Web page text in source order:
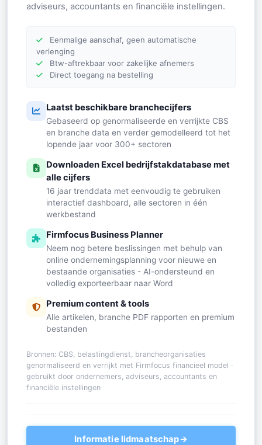
adviseurs, accountants en financiële instellingen.
Eenmalige aanschaf, geen automatische
verlenging
Btw-aftrekbaar voor zakelijke afnemers
Direct toegang na bestelling
Laatst beschikbare branchecijfers
Gebaseerd op genormaliseerde en verrijkte CBS
en branche data en verder gemodelleerd tot het
lopende jaar voor 300+ sectoren
Downloaden Excel bedrijfstakdatabase met
alle cijfers
16 jaar trenddata met eenvoudig te gebruiken
interactief dashboard, alle sectoren in één
werkbestand
Firmfocus Business Planner
Neem nog betere beslissingen met behulp van
online ondernemingsplanning voor nieuwe en
bestaande organisaties - AI-ondersteund en
volledig exporteerbaar naar Word
Premium content & tools
Alle artikelen, branche PDF rapporten en premium
bestanden
Bronnen: CBS, belastingdienst, brancheorganisaties
genormaliseerd en verrijkt met Firmfocus financieel model ·
gebruikt door ondernemers, adviseurs, accountants en
financiële instellingen
Informatie lidmaatschap→